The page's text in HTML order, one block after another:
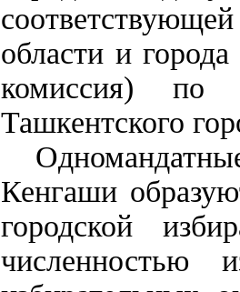
области и
комиссия) по
Ташкентского
Кенгаши
городской
численностью